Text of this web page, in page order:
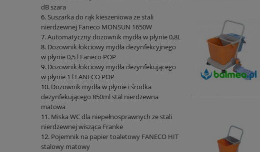
dB szara
Suszarka do rąk kieszeniowa ze stali
nierdzewnej Faneco MONSUN 1650W
Automatyczny dozownik mydła w płynie 0,8L
Dozownik łokciowy mydła dezynfekcyjnego
w płynie 0,5 l Faneco POP
Dozownik łokciowy mydła dezynfekującego
w płynie 1 l FANECO POP
Dozownik mydła w płynie i środka
dezynfekującego 850ml stal nierdzewna
matowa
Miska WC dla niepełnosprawnych ze stali
nierdzewnej wisząca Franke
Pojemnik na papier toaletowy FANECO HIT
stalowy matowy